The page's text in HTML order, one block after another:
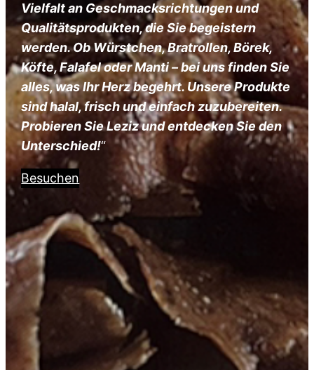
Vielfalt an Geschmacksrichtungen und
Qualitätsprodukten, die Sie begeistern
werden. Ob Würstchen, Bratrollen, Börek,
Köfte, Falafel oder Manti – bei uns finden Sie
alles, was Ihr Herz begehrt. Unsere Produkte
sind halal, frisch und einfach zuzubereiten.
Probieren Sie Leziz und entdecken Sie den
Unterschied!“
Besuchen